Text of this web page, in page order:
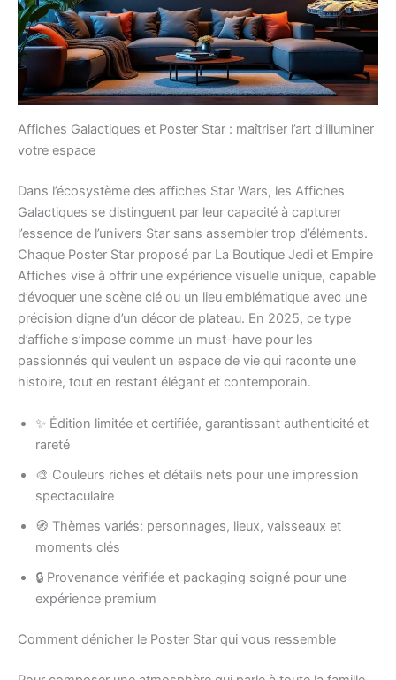
Affiches Galactiques et Poster Star : maîtriser l’art d’illuminer
votre espace
Dans l’écosystème des affiches Star Wars, les Affiches
Galactiques se distinguent par leur capacité à capturer
l’essence de l’univers Star sans assembler trop d’éléments.
Chaque Poster Star proposé par La Boutique Jedi et Empire
Affiches vise à offrir une expérience visuelle unique, capable
d’évoquer une scène clé ou un lieu emblématique avec une
précision digne d’un décor de plateau. En 2025, ce type
d’affiche s’impose comme un must-have pour les
passionnés qui veulent un espace de vie qui raconte une
histoire, tout en restant élégant et contemporain.
✨ Édition limitée et certifiée, garantissant authenticité et
rareté
🎨 Couleurs riches et détails nets pour une impression
spectaculaire
🧭 Thèmes variés: personnages, lieux, vaisseaux et
moments clés
🔒 Provenance vérifiée et packaging soigné pour une
expérience premium
Comment dénicher le Poster Star qui vous ressemble